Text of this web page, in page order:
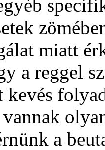
miatt
a reggel
kevés
vannak
a